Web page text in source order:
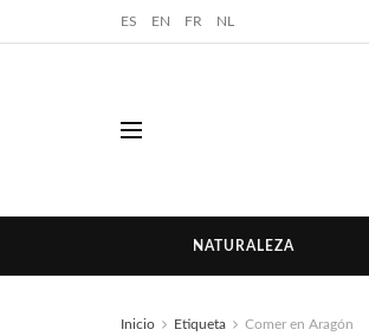
ES EN FR NL
NATURALEZA
Inicio Etiqueta Comer en Aragón